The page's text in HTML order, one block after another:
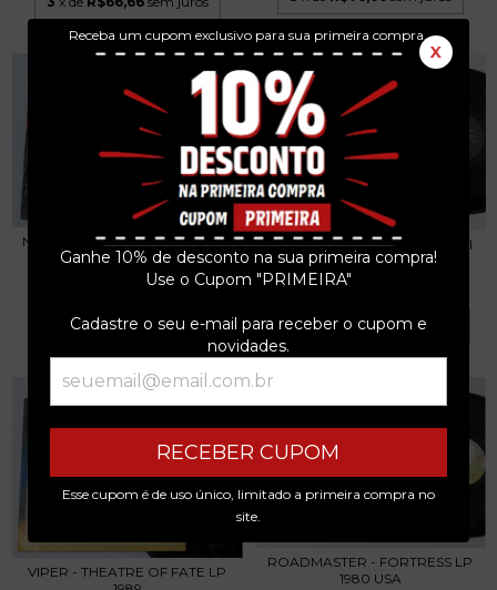
Receba um cupom exclusivo para sua primeira compra.
X
Ganhe 10% de desconto na sua primeira compra!
Use o Cupom "PRIMEIRA"
Cadastre o seu e-mail para receber o cupom e
novidades.
RECEBER CUPOM
Esse cupom é de uso único, limitado a primeira compra no
site.
NEWCITY ROCKERS - 1° LP 1987
HARD ROCK
R$229,99
x deR$76,66 sem juros
NOCTURNUS - THE KEY LP 1991
TCHECOSLOVÁQ...
R$599,99
3 x deR$200,00 sem juros
VIPER - THEATRE OF FATE LP
ROADMASTER - FORTRESS LP
1980 USA